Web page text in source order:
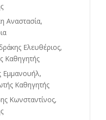
Αναστασία,
Ελευθέριος,
Καθηγητής
Εμμανουήλ,
Καθηγητής
Κωνσταντίνος,